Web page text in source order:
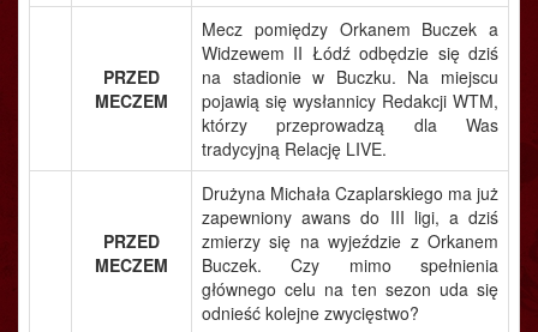
PRZED
MECZEM
Mecz pomiędzy Orkanem Buczek a
Widzewem II Łódź odbędzie się dziś
na stadionie w Buczku. Na miejscu
pojawią się wysłannicy Redakcji WTM,
którzy przeprowadzą dla Was
tradycyjną Relację LIVE.
PRZED
MECZEM
Drużyna Michała Czaplarskiego ma już
zapewniony awans do III ligi, a dziś
zmierzy się na wyjeździe z Orkanem
Buczek. Czy mimo spełnienia
głównego celu na ten sezon uda się
odnieść kolejne zwycięstwo?